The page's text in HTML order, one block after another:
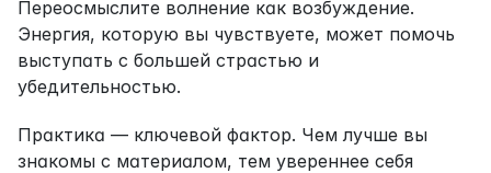
Переосмыслите волнение как возбуждение.
Энергия, которую вы чувствуете, может помочь
выступать с большей страстью и
убедительностью.
Практика — ключевой фактор. Чем лучше вы
знакомы с материалом, тем увереннее себя